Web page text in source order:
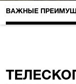
ВАЖНЫЕ